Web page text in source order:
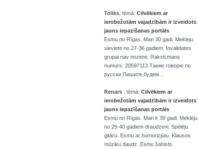
Toliks , tēmā: Cilvēkiem ar
ierobežotām vajadzībām ir izveidots
jauns iepazīšanas portāls
Esmu no Rīgas. Man 30 gadi. Mekleju
sieviete no 27-36 gadiem. Invalidates
grupai nav nozime. Raksti,mans
numurs: 20597113.Также говорю по
русски.Пишите,будем...
Renars , tēmā: Cilvēkiem ar
ierobežotām vajadzībām ir izveidots
jauns iepazīšanas portāls
Esmu no Rīgas. Man ir 39 gadi. Meklēju
no 25-40 gadiem draudzeni. Spēlēju
ģitāru. Esmu ar humorizjūtu. Klausos
mūziku daudz. Esmu šahists.